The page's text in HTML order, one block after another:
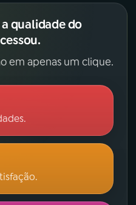
qualidade do
em apenas um clique.